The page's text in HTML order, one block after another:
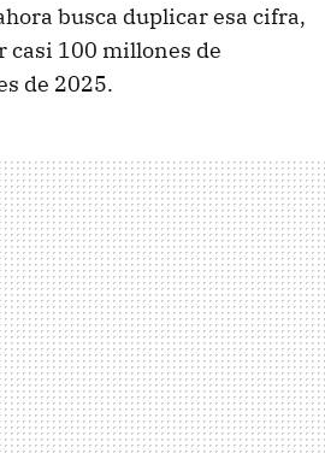
busca duplicar esa cifra,
casi 100 millones de
de 2025.